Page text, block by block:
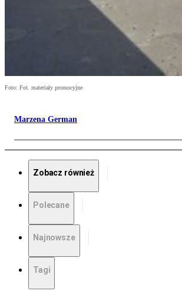
Foto: Fot. materiały promocyjne
Marzena German
Zobacz również
Polecane
Najnowsze
Tagi